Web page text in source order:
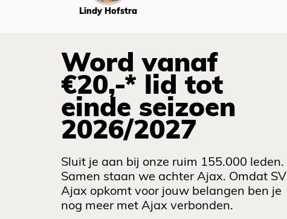
Lindy Hofstra
Word vanaf
€20,-* lid tot
einde seizoen
2026/2027
Sluit je aan bij onze ruim 155.000 leden.
Samen staan we achter Ajax. Omdat SV
Ajax opkomt voor jouw belangen ben je
nog meer met Ajax verbonden.